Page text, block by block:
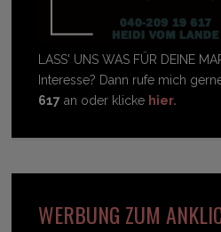
LASS' UNS WAS FÜR DEINE
Interesse? Dann rufe mich
617 an oder klicke hier.
WERBUNG ZUM